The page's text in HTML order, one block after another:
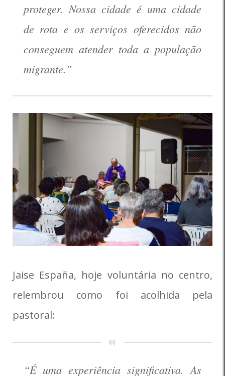
proteger. Nossa cidade é uma cidade
de rota e os serviços oferecidos não
conseguem atender toda a população
migrante.”
Jaise España, hoje voluntária no centro,
relembrou como foi acolhida pela
pastoral:
“É uma experiência significativa. As